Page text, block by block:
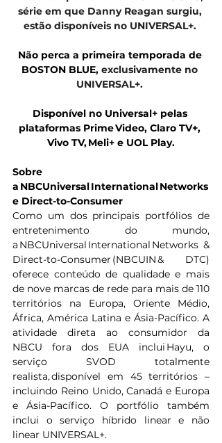
série em que Danny Reagan surgiu,
estão disponíveis no UNIVERSAL+.
Não perca a primeira temporada de
BOSTON BLUE, exclusivamente no
UNIVERSAL+.
Disponível no Universal+ pelas
plataformas Prime Video, Claro TV+,
Vivo TV, Meli+ e UOL Play.
Sobre
a NBCUniversal International Networks
e Direct-to-Consumer
Como um dos principais portfólios de
entretenimento do mundo,
a NBCUniversal International Networks &
Direct-to-Consumer (NBCUIN & DTC)
oferece conteúdo de qualidade e mais
de nove marcas de rede para mais de 110
territórios na Europa, Oriente Médio,
África, América Latina e Ásia-Pacífico. A
atividade direta ao consumidor da
NBCU fora dos EUA inclui Hayu, o
serviço SVOD totalmente
realista, disponível em 45 territórios –
incluindo Reino Unido, Canadá e Europa
e Ásia-Pacífico. O portfólio também
inclui o serviço híbrido linear e não
linear UNIVERSAL+.